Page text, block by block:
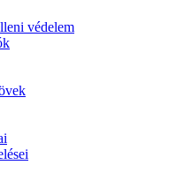
védelem